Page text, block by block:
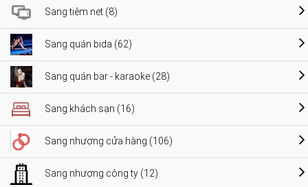
Sang tiệm net (8)
Sang quán bida (62)
Sang quán bar - karaoke (28)
Sang khách sạn (16)
Sang nhượng cửa hàng (106)
Sang nhượng công ty (12)